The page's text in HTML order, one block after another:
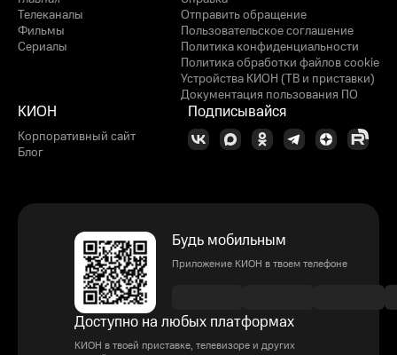
Телеканалы
Фильмы
Сериалы
Отправить обращение
Пользовательское соглашение
Политика конфиденциальности
Политика обработки файлов cookie
Устройства КИОН (ТВ и приставки)
Документация пользования ПО
КИОН
Корпоративный сайт
Блог
Подписывайся
Будь мобильным
Приложение КИОН в твоем телефоне
Доступно на любых платформах
КИОН в твоей приставке, телевизоре и других